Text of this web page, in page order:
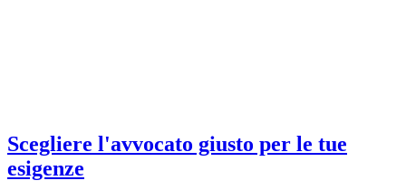
Scegliere l'avvocato giusto per le tue
esigenze